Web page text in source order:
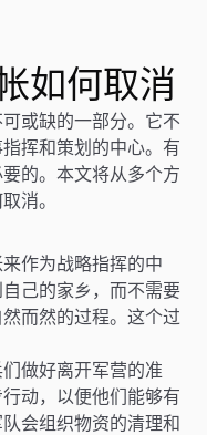
如何取消
或缺的一部分。它不
挥和策划的中心。有
的。本文将从多个方
消。
作为战略指挥的中
己的家乡，而不需要
而然的过程。这个过
做好离开军营的准
动，以便他们能够有
会组织物资的清理和